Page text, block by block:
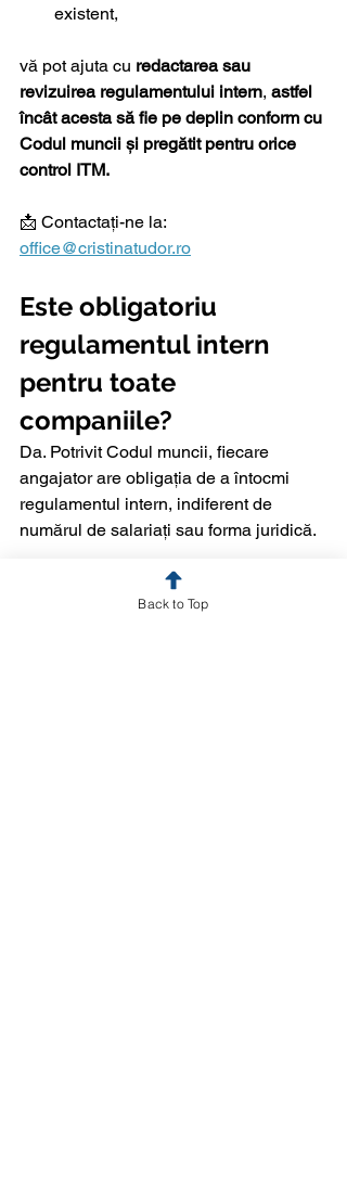
existent,
vă pot ajuta cu redactarea sau
revizuirea regulamentului intern, astfel
încât acesta să fie pe deplin conform cu
Codul muncii și pregătit pentru orice
control ITM.
📩 Contactați-ne la:
office@cristinatudor.ro
Este obligatoriu
regulamentul intern
pentru toate
companiile?
Da. Potrivit Codul muncii, fiecare
angajator are obligația de a întocmi
regulamentul intern, indiferent de
numărul de salariați sau forma juridică.
Ce se întâmplă dacă nu
Back to Top